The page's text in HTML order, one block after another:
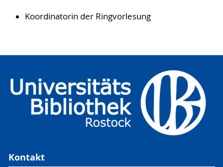
Koordinatorin der Ringvorlesung
Kontakt